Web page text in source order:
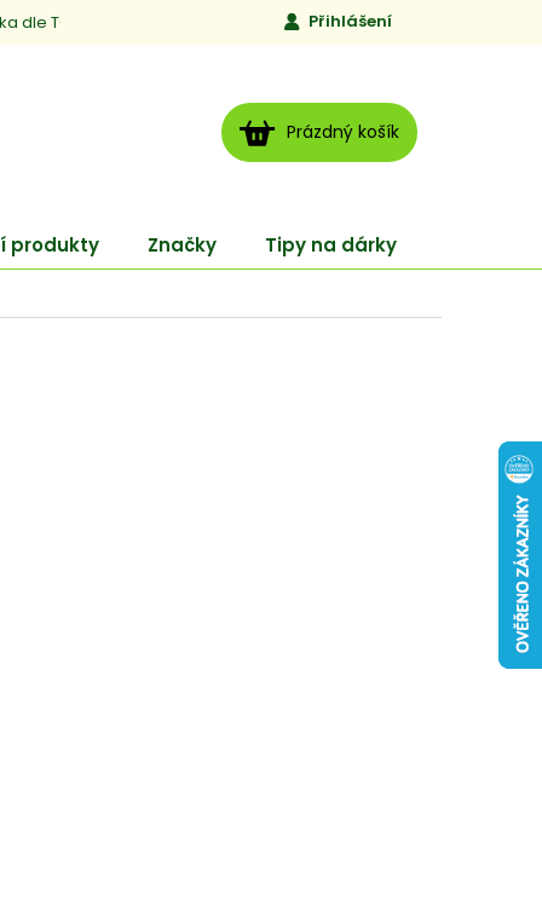
dle TCM Jen to, čemu věříme
Přihlášení
NÁKUPNÍ
KOŠÍK
Prázdný košík
produkty Značky Tipy na dárky